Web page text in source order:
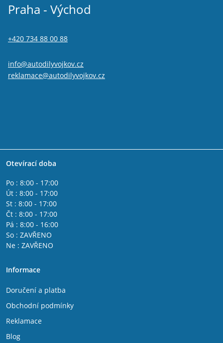
Praha - Východ
+420 734 88 00 88
info@autodilyvojkov.cz
reklamace@autodilyvojkov.cz
Otevírací doba
Po : 8:00 - 17:00
Út : 8:00 - 17:00
St : 8:00 - 17:00
Čt : 8:00 - 17:00
Pá : 8:00 - 16:00
So : ZAVŘENO
Ne : ZAVŘENO
Informace
Doručení a platba
Obchodní podmínky
Reklamace
Blog